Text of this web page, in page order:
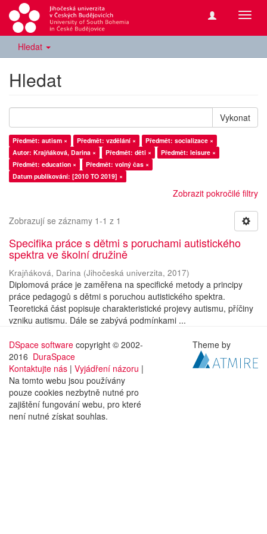
Hledat
Hledat
Vykonat
Předmět: autism × Předmět: vzdělání ×
Předmět: socializace ×
Autor: Krajňáková, Darina ×
Předmět: děti ×
Předmět: leisure ×
Předmět: education ×
Předmět: volný čas ×
Datum publikování: [2010 TO 2019] ×
Zobrazit pokročilé filtry
Zobrazují se záznamy 1-1 z 1
Specifika práce s dětmi s poruchami autistického
spektra ve školní družině
Krajňáková, Darina (Jihočeská univerzita, 2017)
Diplomová práce je zaměřena na specifické metody a principy
práce pedagogů s dětmi s poruchou autistického spektra.
Teoretická část popisuje charakteristické projevy autismu, příčiny
vzniku autismu. Dále se zabývá podmínkami ...
DSpace software copyright © 2002-
2016 DuraSpace
Kontaktujte nás | Vyjádření názoru |
Na tomto webu jsou používány
pouze cookies nezbytně nutné pro
zajištění fungování webu, pro které
není nutné získat souhlas.
Theme by